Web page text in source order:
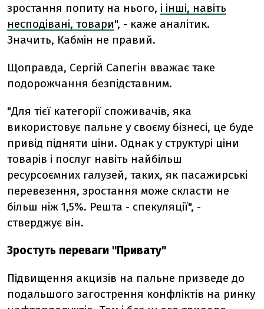
зростання попиту на нього, і інші, навіть
несподівані, товари", - каже аналітик.
Значить, Кабмін не правий.
Щоправда, Сергій Сапегін вважає таке
подорожчання безпідставним.
"Для тієї категорії споживачів, яка
використовує пальне у своєму бізнесі, це буде
привід підняти ціни. Однак у структурі ціни
товарів і послуг навіть найбільш
ресурсоємних галузей, таких, як пасажирські
перевезення, зростання може скласти не
більш ніж 1,5%. Решта - спекуляції", -
стверджує він.
Зростуть переваги "Привату"
Підвищення акцизів на пальне призведе до
подальшого загострення конфліктів на ринку